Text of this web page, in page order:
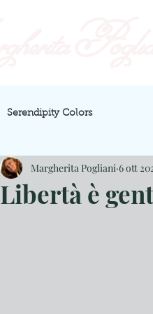
Serendipity Colors
Libertà è
Margherita Pogliani 6 ott